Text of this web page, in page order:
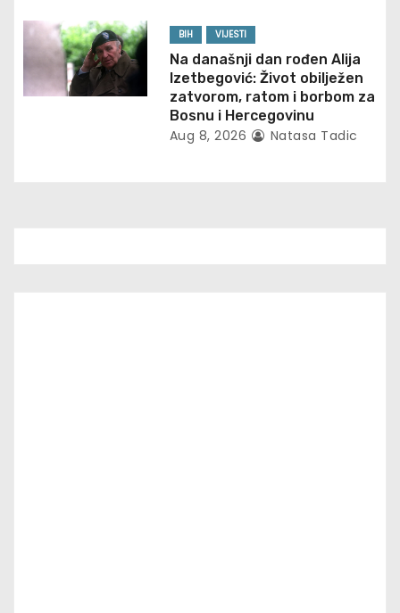
o
n
BIH VIJESTI
Na današnji dan rođen Alija
Izetbegović: Život obilježen
zatvorom, ratom i borbom za
Bosnu i Hercegovinu
Aug 8, 2026 Natasa Tadic